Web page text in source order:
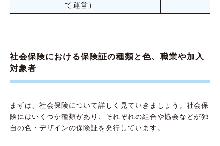
て運営）
社会保険における保険証の種類と色、職業や加入
対象者
まずは、社会保険について詳しく見ていきましょう。社会保
険にはいくつか種類があり、それぞれの組合や協会などが独
自の色・デザインの保険証を発行しています。